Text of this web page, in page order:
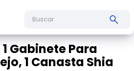
Gabinete Para
1 Canasta Shia